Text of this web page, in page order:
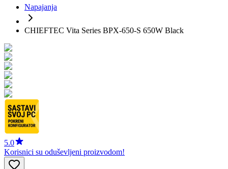
Napajanja
CHIEFTEC Vita Series BPX-650-S 650W Black
5.0
Korisnici su oduševljeni proizvodom!